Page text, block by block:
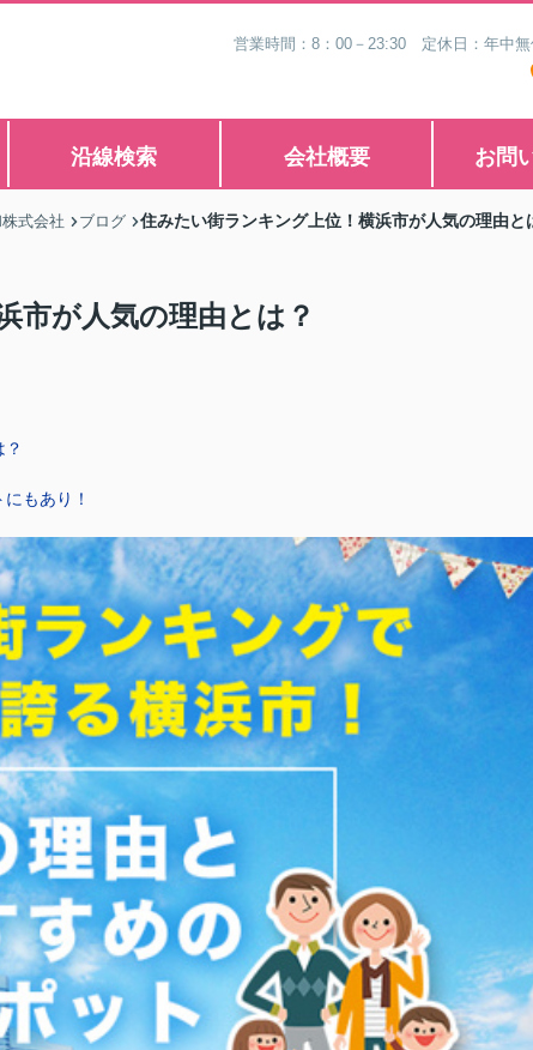
営業時間：8：00－23:30 定休日：年中
沿線検索 会社概要 お問
式会社 ブログ 住みたい街ランキング上位！横浜市が人気の理由と
市が人気の理由とは？
もあり！